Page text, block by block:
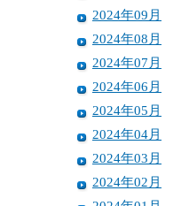
2024年09月
2024年08月
2024年07月
2024年06月
2024年05月
2024年04月
2024年03月
2024年02月